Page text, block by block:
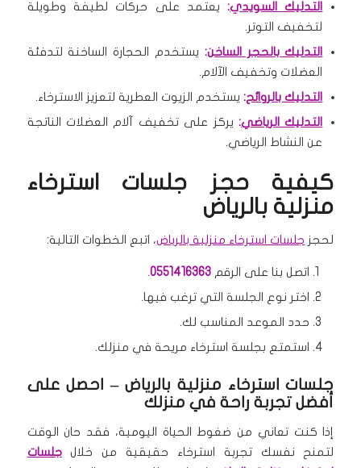
التدليك السويدي:يعتمد على حركات لطيفة وطويلة
لتخفيف التوتر.
التدليك بالحجر الساخن: يستخدم الحجارة الساخنة لتدفئة
العضلات وتخفيف الآلام.
التدليك بالروائح:يستخدم الزيوت العطرية لتعزيز الاسترخاء.
التدليك الرياضي:يركز على تخفيف آلام العضلات الناتجة
عن النشاط الرياضي.
كيفية حجز جلسات استرخاء
منزلية بالرياض
لحجز جلسات استرخاء منزلية بالرياض، اتبع الخطوات التالية:
اتصل بنا على الرقم 0551416363
.
اختر نوع الجلسة التي ترغب فيها.
حدد الموعد المناسب لك.
استمتع بجلسة استرخاء مريحة في منزلك.
جلسات استرخاء منزلية بالرياض – احصل على
أفضل تجربة راحة في منزلك
إذا كنت تعاني من ضغوط الحياة اليومية، فقد حان الوقت
لتمنح نفسك تجربة استرخاء حقيقية من خلالجلسات